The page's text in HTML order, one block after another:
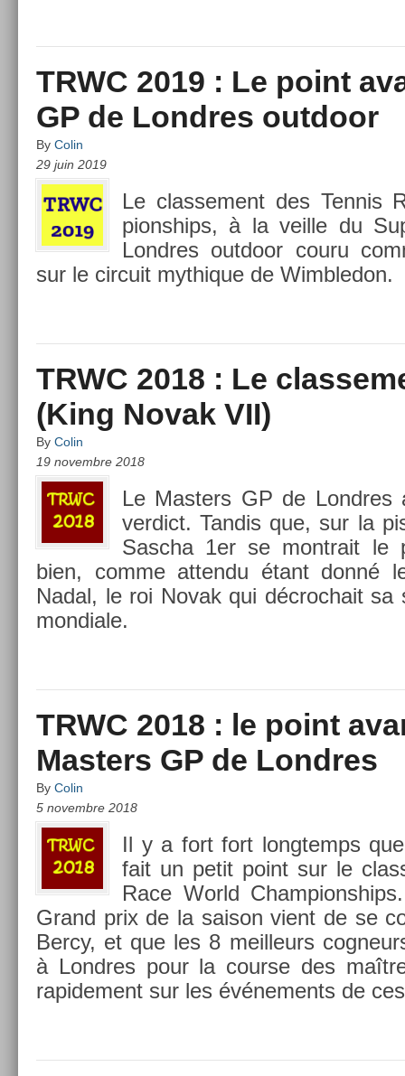
TRWC 2019 : Le point
GP de Londres outdoor
By Colin
29 juin 2019
Le clas­se­ment des Ten­nis
pionships, à la veil­le du
Londres out­door couru
sur le cir­cuit myt­hique de Wimbledon.
TRWC 2018 : Le
(King Novak VII)
By Colin
19 novembre 2018
Le Mast­ers GP de Londres
ver­dict. Tan­dis que, sur la
Sascha 1er se montrait le
bien, comme at­tendu étant donné
Nadal, le roi Novak qui décroc­hait sa
mon­diale.
TRWC 2018 : le point
Masters GP de Londres
By Colin
5 novembre 2018
Il y a fort fort longtemps
fait un petit point sur le
Race World
Grand prix de la saison vient de se
Bercy, et que les 8 meil­leurs
à Londres pour la co­ur­se des
rapide­ment sur les événe­ments de